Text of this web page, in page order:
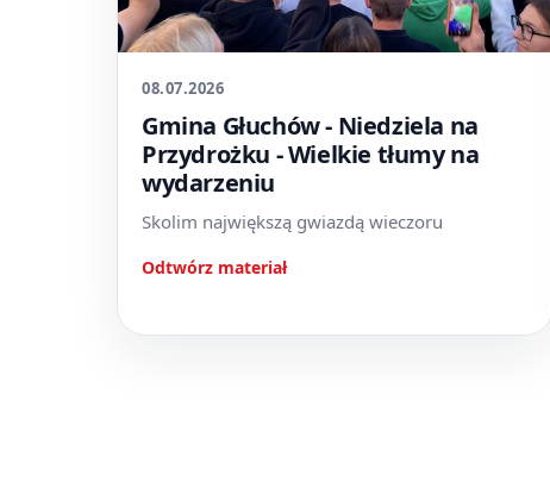
08.07.2026
Gmina Głuchów - Niedziela na
Przydrożku - Wielkie tłumy na
wydarzeniu
Skolim największą gwiazdą wieczoru
Odtwórz materiał